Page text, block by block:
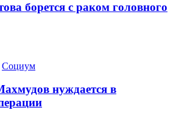
борется с раком головного
Социум
нуждается в